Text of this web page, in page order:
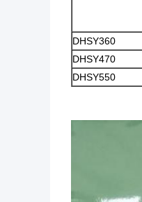
DHSY360
DHSY470
DHSY550